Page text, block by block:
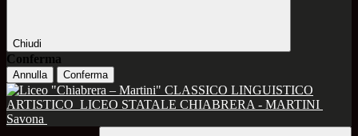
Chiudi
Conferma
Annulla Conferma
CLASSICO LINGUISTICO
ARTISTICO LICEO STATALE CHIABRERA - MARTINI
Savona